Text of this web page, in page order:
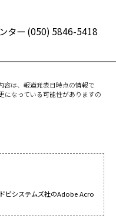
ター (050) 5846-5418
容は、報道発表日時点の情報で
になっている可能性がありますの
ビシステムズ社のAdobe Acro